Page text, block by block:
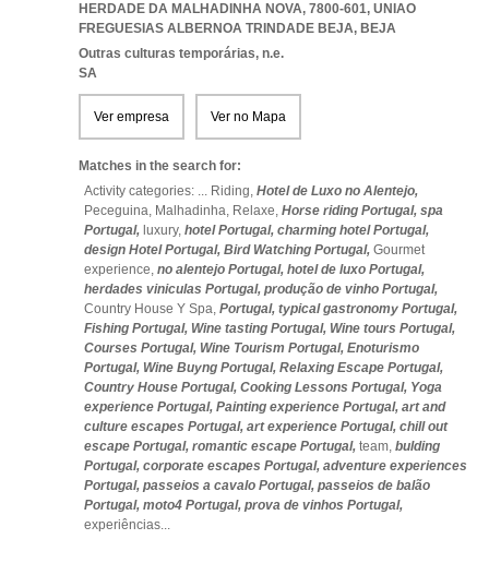
HERDADE DA MALHADINHA NOVA, 7800-601, UNIAO
FREGUESIAS ALBERNOA TRINDADE BEJA, BEJA
Outras culturas temporárias, n.e.
SA
Ver empresa Ver no Mapa
Matches in the search for:
Activity categories: ... Riding, Hotel de Luxo no Alentejo,
Peceguina, Malhadinha, Relaxe, Horse riding Portugal, spa
Portugal, luxury, hotel Portugal, charming hotel Portugal,
design Hotel Portugal, Bird Watching Portugal, Gourmet
experience, no alentejo Portugal, hotel de luxo Portugal,
herdades viniculas Portugal, produção de vinho Portugal,
Country House Y Spa, Portugal, typical gastronomy Portugal,
Fishing Portugal, Wine tasting Portugal, Wine tours Portugal,
Courses Portugal, Wine Tourism Portugal, Enoturismo
Portugal, Wine Buyng Portugal, Relaxing Escape Portugal,
Country House Portugal, Cooking Lessons Portugal, Yoga
experience Portugal, Painting experience Portugal, art and
culture escapes Portugal, art experience Portugal, chill out
escape Portugal, romantic escape Portugal, team, bulding
Portugal, corporate escapes Portugal, adventure experiences
Portugal, passeios a cavalo Portugal, passeios de balão
Portugal, moto4 Portugal, prova de vinhos Portugal,
experiências...